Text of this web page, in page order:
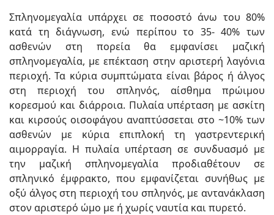
Σπληνομεγαλία υπάρχει σε ποσοστό άνω του 80%
κατά τη διάγνωση, ενώ περίπου το 35- 40% των
ασθενών στη πορεία θα εμφανίσει μαζική
σπληνομεγαλία, με επέκταση στην αριστερή λαγόνια
περιοχή. Τα κύρια συμπτώματα είναι βάρος ή άλγος
στη περιοχή του σπληνός, αίσθημα πρώιμου
κορεσμού και διάρροια. Πυλαία υπέρταση με ασκίτη
και κιρσούς οισοφάγου αναπτύσσεται στο ~10% των
ασθενών με κύρια επιπλοκή τη γαστρεντερική
αιμορραγία. Η πυλαία υπέρταση σε συνδυασμό με
την μαζική σπληνομεγαλία προδιαθέτουν σε
σπληνικό έμφρακτο, που εμφανίζεται συνήθως με
οξύ άλγος στη περιοχή του σπληνός, με αντανάκλαση
στον αριστερό ώμο με ή χωρίς ναυτία και πυρετό.